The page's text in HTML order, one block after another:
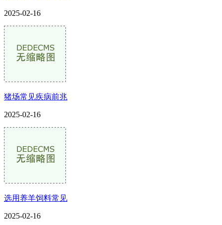
2025-02-16
猪场常见疾病前兆
2025-02-16
选用养羊饲料常见
2025-02-16